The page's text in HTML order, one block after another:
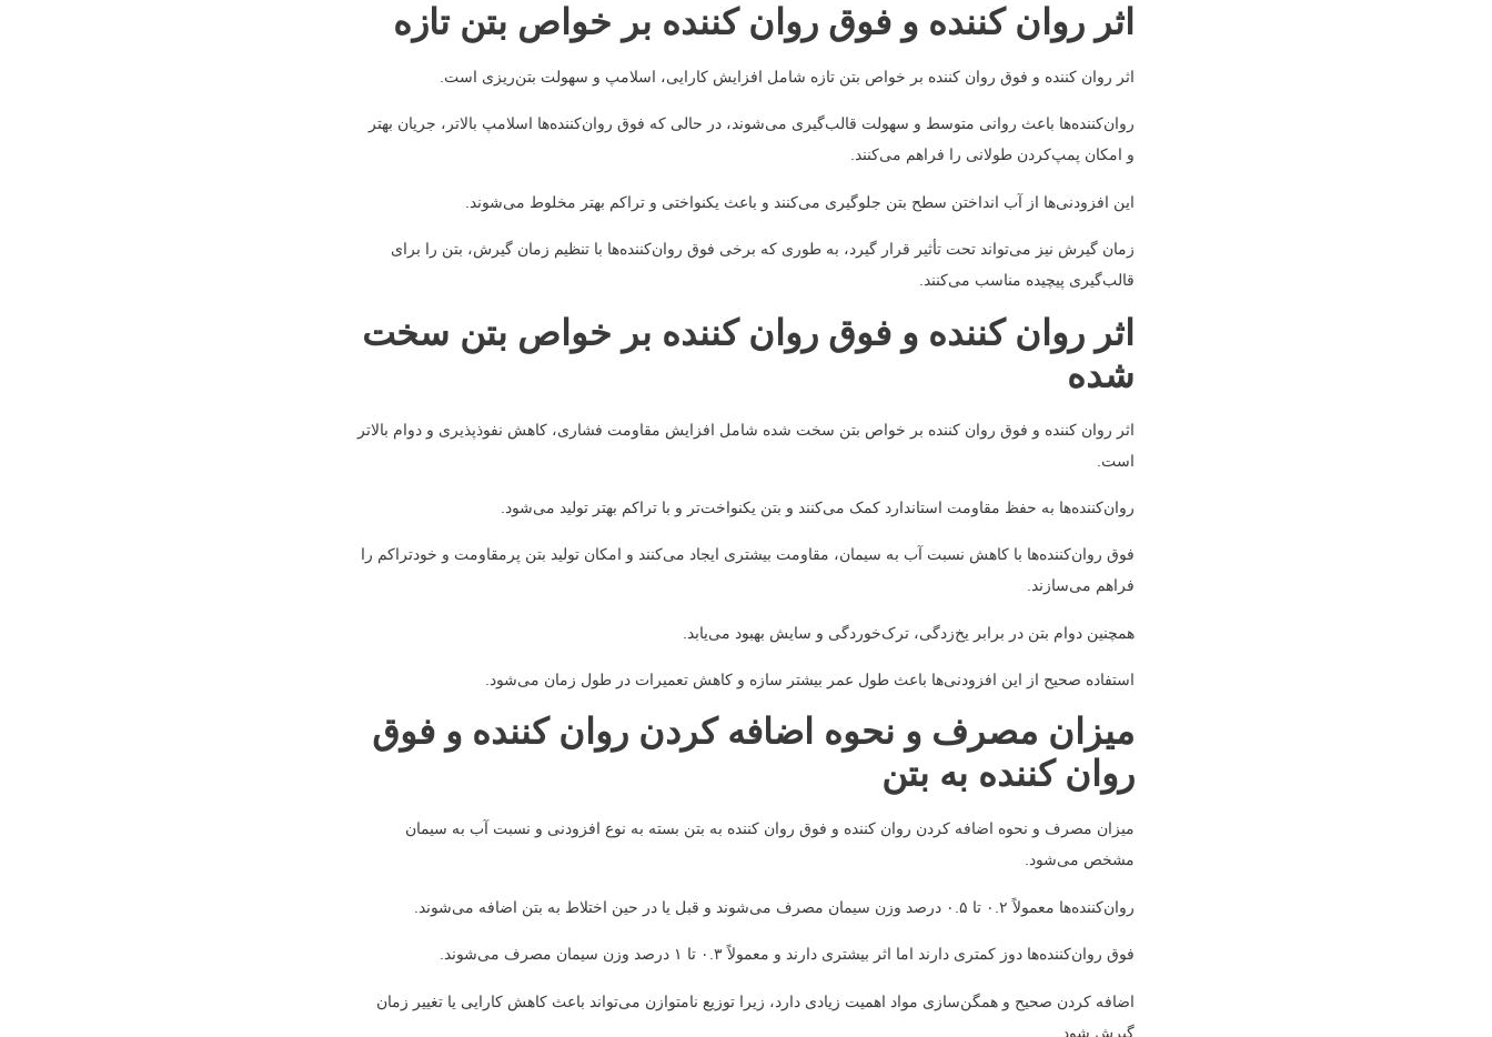
اثر روان کننده و فوق روان کننده بر خواص بتن تازه
اثر روان کننده و فوق روان کننده بر خواص بتن تازه شامل افزایش کارایی، اسلامپ و سهولت بتن‌ریزی است.
روان‌کننده‌ها باعث روانی متوسط و سهولت قالب‌گیری می‌شوند، در حالی که فوق روان‌کننده‌ها اسلامپ بالاتر، جریان بهتر
و امکان پمپ‌کردن طولانی را فراهم می‌کنند.
این افزودنی‌ها از آب انداختن سطح بتن جلوگیری می‌کنند و باعث یکنواختی و تراکم بهتر مخلوط می‌شوند.
زمان گیرش نیز می‌تواند تحت تأثیر قرار گیرد، به طوری که برخی فوق روان‌کننده‌ها با تنظیم زمان گیرش، بتن را برای
قالب‌گیری پیچیده مناسب می‌کنند.
اثر روان کننده و فوق روان کننده بر خواص بتن سخت
شده
اثر روان کننده و فوق روان کننده بر خواص بتن سخت شده شامل افزایش مقاومت فشاری، کاهش نفوذپذیری و دوام بالاتر
است.
روان‌کننده‌ها به حفظ مقاومت استاندارد کمک می‌کنند و بتن یکنواخت‌تر و با تراکم بهتر تولید می‌شود.
فوق روان‌کننده‌ها با کاهش نسبت آب به سیمان، مقاومت بیشتری ایجاد می‌کنند و امکان تولید بتن پرمقاومت و خودتراکم را
فراهم می‌سازند.
همچنین دوام بتن در برابر یخ‌زدگی، ترک‌خوردگی و سایش بهبود می‌یابد.
استفاده صحیح از این افزودنی‌ها باعث طول عمر بیشتر سازه و کاهش تعمیرات در طول زمان می‌شود.
میزان مصرف و نحوه اضافه کردن روان کننده و فوق
روان کننده به بتن
میزان مصرف و نحوه اضافه کردن روان کننده و فوق روان کننده به بتن بسته به نوع افزودنی و نسبت آب به سیمان
مشخص می‌شود.
روان‌کننده‌ها معمولاً ۰.۲ تا ۰.۵ درصد وزن سیمان مصرف می‌شوند و قبل یا در حین اختلاط به بتن اضافه می‌شوند.
فوق روان‌کننده‌ها دوز کمتری دارند اما اثر بیشتری دارند و معمولاً ۰.۳ تا ۱ درصد وزن سیمان مصرف می‌شوند.
اضافه کردن صحیح و همگن‌سازی مواد اهمیت زیادی دارد، زیرا توزیع نامتوازن می‌تواند باعث کاهش کارایی یا تغییر زمان
گیرش شود.